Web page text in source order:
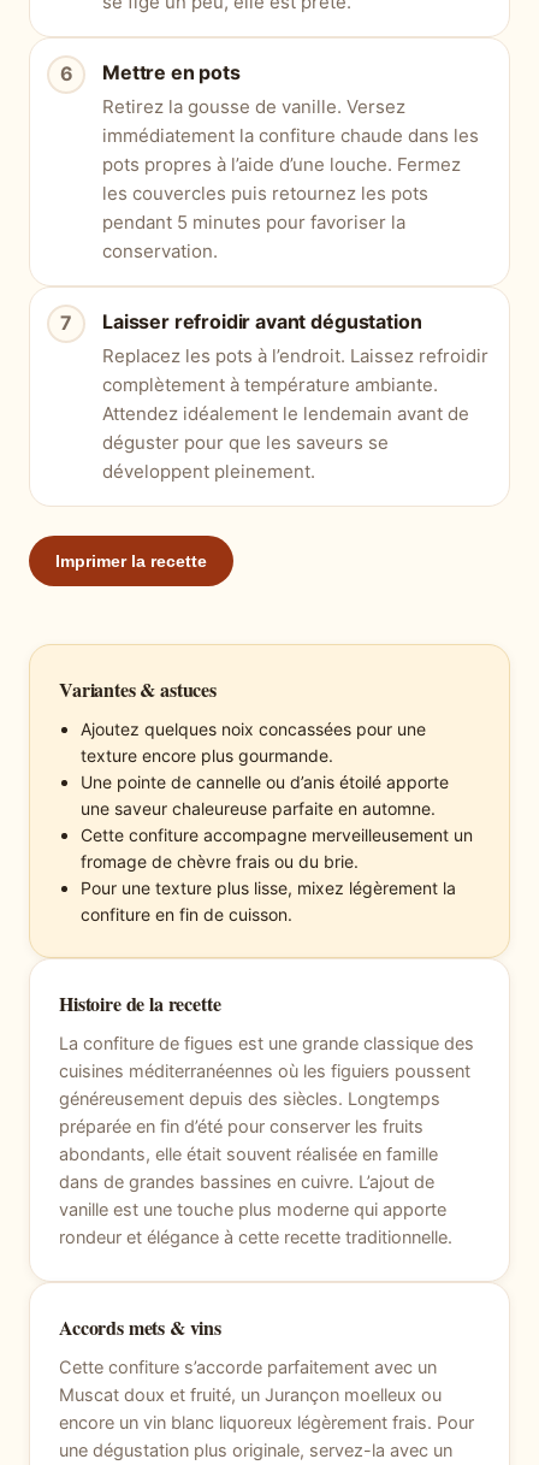
Mettre en pots
Retirez la gousse de vanille. Versez
immédiatement la confiture chaude dans les
pots propres à l’aide d’une louche. Fermez
les couvercles puis retournez les pots
pendant 5 minutes pour favoriser la
conservation.
Laisser refroidir avant dégustation
Replacez les pots à l’endroit. Laissez refroidir
complètement à température ambiante.
Attendez idéalement le lendemain avant de
déguster pour que les saveurs se
développent pleinement.
Imprimer la recette
Variantes & astuces
Ajoutez quelques noix concassées pour une
texture encore plus gourmande.
Une pointe de cannelle ou d’anis étoilé apporte
une saveur chaleureuse parfaite en automne.
Cette confiture accompagne merveilleusement un
fromage de chèvre frais ou du brie.
Pour une texture plus lisse, mixez légèrement la
confiture en fin de cuisson.
Histoire de la recette
La confiture de figues est une grande classique des
cuisines méditerranéennes où les figuiers poussent
généreusement depuis des siècles. Longtemps
préparée en fin d’été pour conserver les fruits
abondants, elle était souvent réalisée en famille
dans de grandes bassines en cuivre. L’ajout de
vanille est une touche plus moderne qui apporte
rondeur et élégance à cette recette traditionnelle.
Accords mets & vins
Cette confiture s’accorde parfaitement avec un
Muscat doux et fruité, un Jurançon moelleux ou
encore un vin blanc liquoreux légèrement frais. Pour
une dégustation plus originale, servez-la avec un